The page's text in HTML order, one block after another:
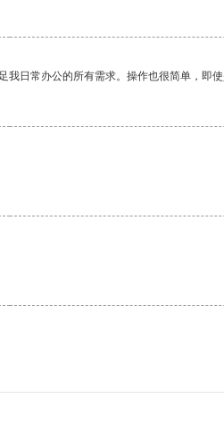
日常办公的所有需求。操作也很简单，即使